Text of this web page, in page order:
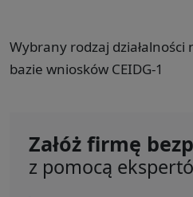
Wybrany rodzaj
bazie wniosków CEIDG-1
Załóż firmę
z pomocą